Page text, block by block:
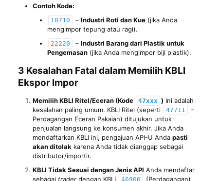
Contoh Kode:
10710 – Industri Roti dan Kue(jika Anda
mengimpor tepung atau ragi).
22220 – Industri Barang dari Plastik untuk
Pengemasan(jika Anda mengimpor biji plastik).
3 Kesalahan Fatal dalam Memilih KBLI
Ekspor Impor
Memilih KBLI Ritel/Eceran (Kode 47xxx ) Ini adalah
kesalahan paling umum. KBLI Ritel (seperti
47711
–
Perdagangan Eceran Pakaian) ditujukan untuk
penjualan langsung ke konsumen akhir. Jika Anda
mendaftarkan KBLI ini, pengajuan API-U Anda pasti
akan ditolak karena Anda tidak dianggap sebagai
distributor/importir.
KBLI Tidak Sesuai dengan Jenis API Anda mendaftar
sebagai traderdengan KBLI 46900
(Perdagangan)